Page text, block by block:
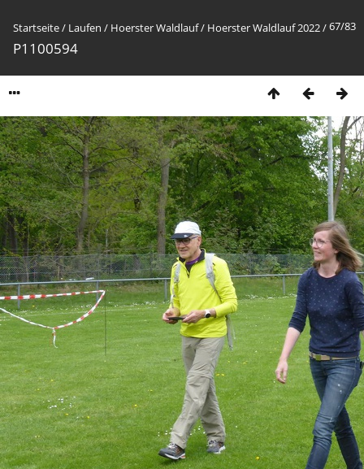
67/83
Startseite/ Laufen / Hoerster Waldlauf/ Hoerster Waldlauf 2022/
P1100594